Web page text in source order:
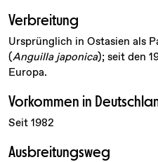
Verbreitung
Ursprünglich in Ostasien als
(Anguilla japonica); seit den
Europa.
Vorkommen in
Seit 1982
Ausbreitungsweg